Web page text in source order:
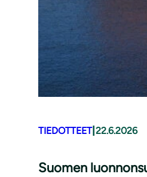
TIEDOTTEET| 22.6.2026
Suomen